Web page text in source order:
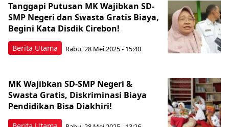
Berita Utama
Tanggapi Putusan MK Wajibkan SD-
SMP Negeri dan Swasta Gratis Biaya,
Begini Kata Disdik Cirebon!
Rabu, 28 Mei 2025 - 15:40
MK Wajibkan SD-SMP Negeri &
Swasta Gratis, Diskriminasi Biaya
Pendidikan Bisa Diakhiri!